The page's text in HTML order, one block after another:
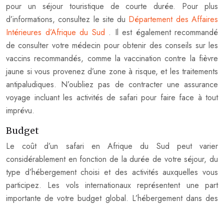
pour un séjour touristique de courte durée. Pour plus
d’informations, consultez le site du Département des Affaires
Intérieures d’Afrique du Sud . Il est également recommandé
de consulter votre médecin pour obtenir des conseils sur les
vaccins recommandés, comme la vaccination contre la fièvre
jaune si vous provenez d’une zone à risque, et les traitements
antipaludiques. N’oubliez pas de contracter une assurance
voyage incluant les activités de safari pour faire face à tout
imprévu.
Budget
Le coût d’un safari en Afrique du Sud peut varier
considérablement en fonction de la durée de votre séjour, du
type d’hébergement choisi et des activités auxquelles vous
participez. Les vols internationaux représentent une part
importante de votre budget global. L’hébergement dans des